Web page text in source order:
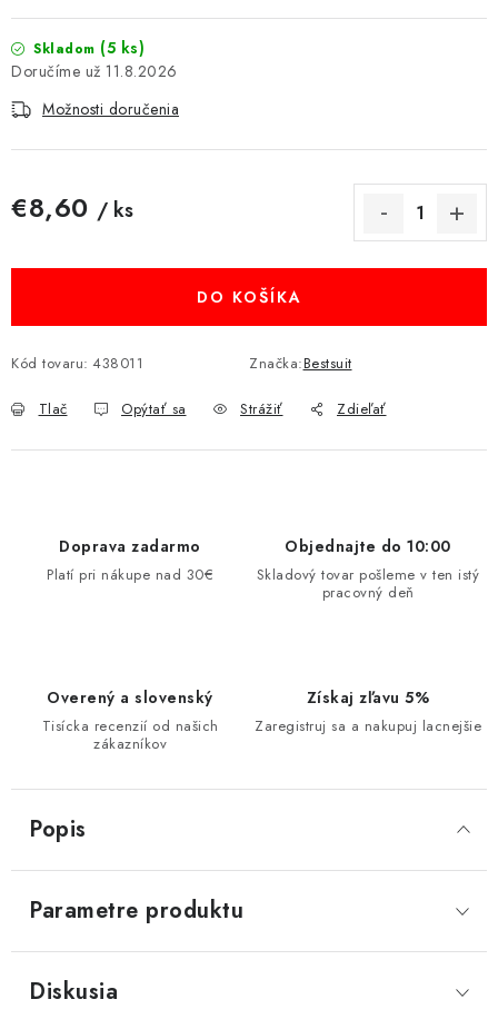
KAMERY
OSTATNÉ PRÍSLUŠENSTVO
Doprava a platba
Obchodné podmienky
Reklamácia Kontakty
Skladom (5 ks)
11.8.2026
Možnosti doručenia
€8,60 / ks
DO KOŠÍKA
Kód tovaru: 438011 Značka:Bestsuit
Tlač Opýtať sa Strážiť Zdieľať
Doprava zadarmo
Platí pri nákupe nad 30€
Objednajte do 10:00
Skladový tovar pošleme v ten istý
pracovný deň
Overený a slovenský
Tisícka recenzií od našich
zákazníkov
Získaj zľavu 5%
Zaregistruj sa a nakupuj lacnejšie
Popis
Parametre produktu
Diskusia